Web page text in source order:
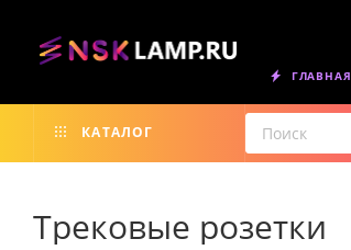
ГЛАВНАЯ
КАТАЛОГ
Трековые розетки